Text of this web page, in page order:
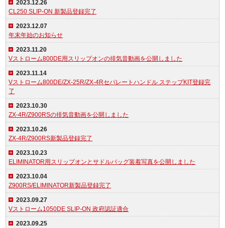
2023.12.26
CL250 SLIP-ON 新製品登録完了
2023.12.07
年末年始のお知らせ
2023.11.20
Vストローム800DE用スリップオンの排気音動画を公開しました
2023.11.14
Vストローム800DE/ZX-25R/ZX-4Rセパレートハンドル ステップKIT登録完
了
2023.10.30
ZX-4R/Z900RSの排気音動画を公開しました
2023.10.26
ZX-4R/Z900RS新製品登録完了
2023.10.23
ELIMINATOR用スリップオンとサドルバッグ装着写真を公開しました
2023.10.04
Z900RS/ELIMINATOR新製品登録完了
2023.09.27
Vストローム1050DE SLIP-ON 政府認証適合
2023.09.25